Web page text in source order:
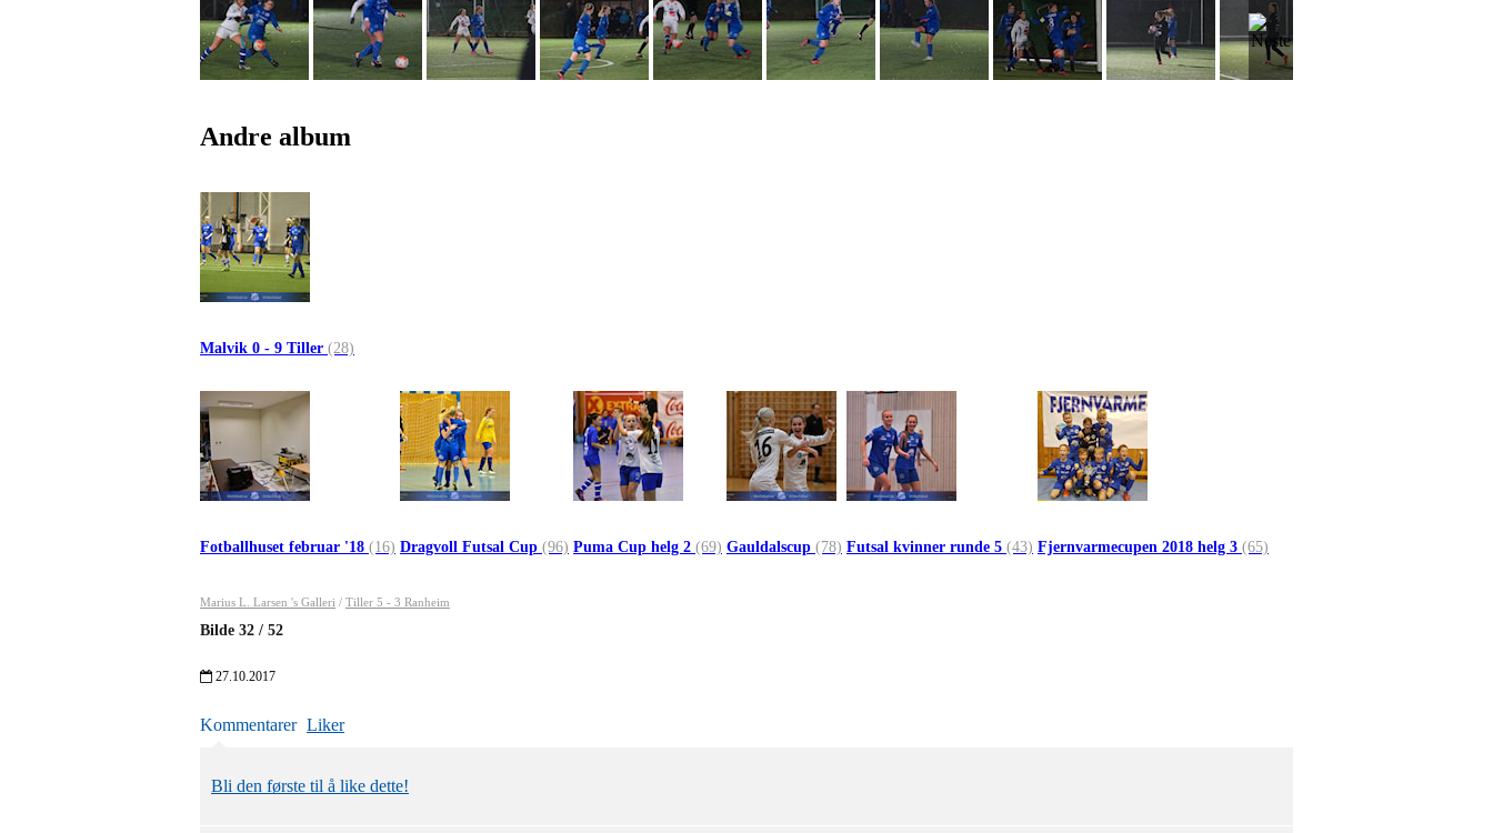
Andre album
Malvik 0 - 9 Tiller (28)
Fotballhuset februar '18 (16) Dragvoll Futsal Cup (96) Puma Cup helg 2 (69) Gauldalscup (78) Futsal kvinner runde 5 (43) Fjernvarmecupen 2018 helg 3 (65)
Marius L. Larsen 's Galleri / Tiller 5 - 3 Ranheim
Bilde 32 / 52
27.10.2017
Kommentarer Liker
Bli den første til å like dette!